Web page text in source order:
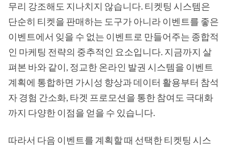
무리 강조해도 지나치지 않습니다. 티켓팅 시스템은
단순히 티켓을 판매하는 도구가 아니라 이벤트를 좋은
이벤트에서 잊을 수 없는 이벤트로 만들어주는 종합적
인 마케팅 전략의 중추적인 요소입니다. 지금까지 살
펴본 바와 같이, 정교한 온라인 발권 시스템을 이벤트
계획에 통합하면 가시성 향상과 데이터 활용부터 참석
자 경험 간소화, 타겟 프로모션을 통한 참여도 극대화
까지 다양한 이점을 얻을 수 있습니다.
따라서 다음 이벤트를 계획할 때 선택한 티켓팅 시스